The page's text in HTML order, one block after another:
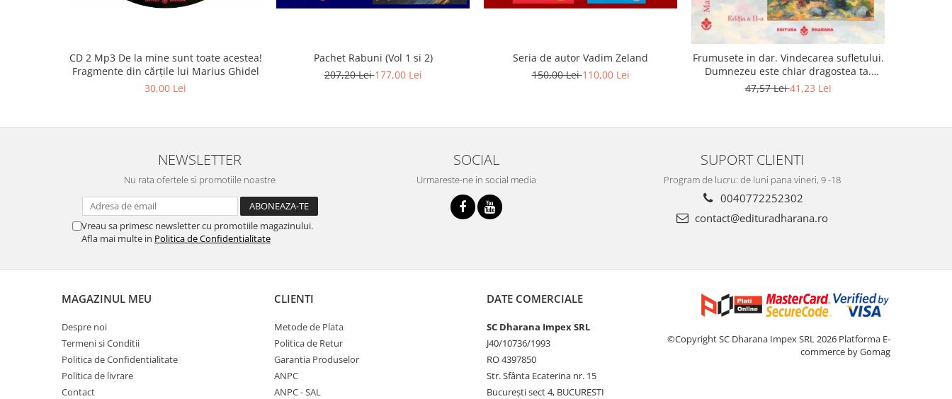
CD 2 Mp3 De la mine sunt toate acestea!
Fragmente din cărțile lui Marius Ghidel
30,00 Lei
Pachet Rabuni (Vol 1 si 2)
207,20 Lei177,00 Lei
Seria de autor Vadim Zeland
150,00 Lei110,00 Lei
Frumusete in dar. Vindecarea sufletului.
Dumnezeu este chiar dragostea ta.
Editia a 2-a
47,57 Lei41,23 Lei
NEWSLETTER
Nu rata ofertele si promotiile noastre
Vreau sa primesc newsletter cu promotiile magazinului.
Afla mai multe in Politica de Confidentialitate
SOCIAL
Urmareste-ne in social media
SUPORT CLIENTI
Program de lucru: de luni pana vineri, 9 -18
0040772252302
contact@edituradharana.ro
MAGAZINUL MEU
Despre noi
Termeni si Conditii
Politica de Confidentialitate
Politica de livrare
Contact
CLIENTI
Metode de Plata
Politica de Retur
Garantia Produselor
ANPC
ANPC - SAL
DATE COMERCIALE
SC Dharana Impex SRL
J40/10736/1993
RO 4397850
Str. Sfânta Ecaterina nr. 15
București sect 4, BUCURESTI
©Copyright SC Dharana Impex SRL 2026 Platforma E-
commerce by Gomag